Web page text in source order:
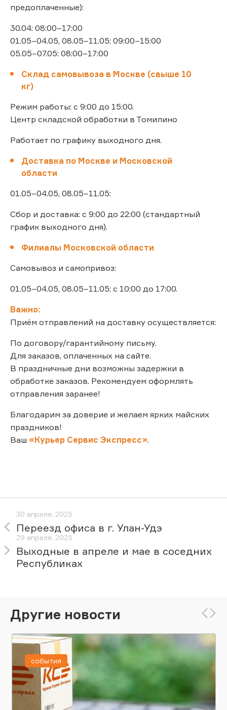
предоплаченные):
30.04: 08:00–17:00
01.05–04.05, 08.05–11.05: 09:00–15:00
05.05–07.05: 08:00–17:00
Склад самовывоза в Москве (свыше 10
кг)
Режим работы: с 9:00 до 15:00.
Центр складской обработки в Томилино
Работает по графику выходного дня.
Доставка по Москве и Московской
области
01.05–04.05, 08.05–11.05:
Сбор и доставка: с 9:00 до 22:00 (стандартный
график выходного дня).
Филиалы Московской области
Самовывоз и самопривоз:
01.05–04.05, 08.05–11.05: с 10:00 до 17:00.
Важно:
Приём отправлений на доставку осуществляется:
По договору/гарантийному письму.
Для заказов, оплаченных на сайте.
В праздничные дни возможны задержки в
обработке заказов. Рекомендуем оформлять
отправления заранее!
Благодарим за доверие и желаем ярких майских
праздников!
Ваш «Курьер Сервис Экспресс».
30 апреля, 2025
Переезд офиса в г. Улан-Удэ
29 апреля, 2025
Выходные в апреле и мае в соседних
Республиках
Другие новости
события